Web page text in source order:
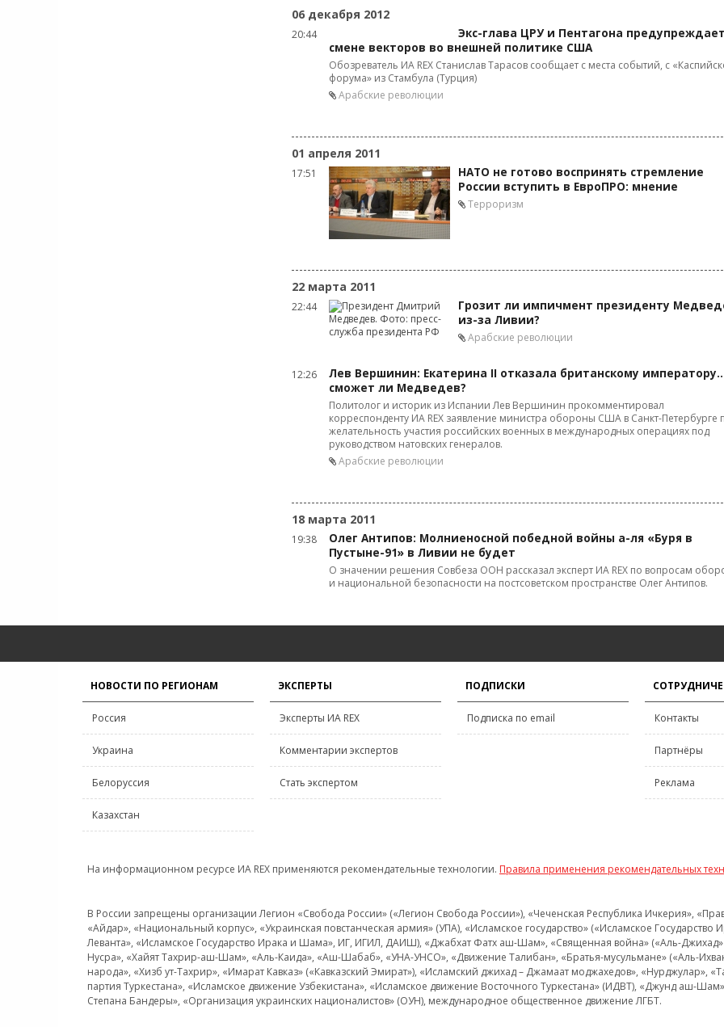
06 декабря 2012
20:44
Экс-глава ЦРУ и Пентагона
смене векторов во внешней политике США
Обозреватель ИА REX Станислав Тарасов сообщает с места событий, с
форума» из Стамбула (Турция)
Арабские революции
01 апреля 2011
17:51
НАТО не готово воспринять стремление
России вступить в ЕвроПРО: мнение
Терроризм
22 марта 2011
22:44
Грозит ли импичмент президенту
из-за Ливии?
Арабские революции
12:26
Лев Вершинин: Екатерина II отказала британскому
сможет ли Медведев?
Политолог и историк из Испании Лев Вершинин прокомментировал
корреспонденту ИА REX заявление министра обороны США в Санкт-Петербурге
желательность участия российских военных в международных операциях под
руководством натовских генералов.
Арабские революции
18 марта 2011
19:38
Олег Антипов: Молниеносной победной войны а-ля «Буря в
Пустыне-91» в Ливии не будет
О значении решения Совбеза ООН рассказал эксперт ИА REX по вопросам
и национальной безопасности на постсоветском пространстве Олег Антипов.
НОВОСТИ ПО РЕГИОНАМ
Россия
Украина
Белоруссия
Казахстан
ЭКСПЕРТЫ
Эксперты ИА REX
Комментарии экспертов
Стать экспертом
ПОДПИСКИ
Подписка по email Контакты
Партнёры
Реклама
На информационном ресурсе ИА REX применяются рекомендательные технологии. Правила применения рекомендательных
В России запрещены организации Легион «Свобода России» («Легион Свобода России»), «Чеченская Республика Ичкерия»,
«Айдар», «Национальный корпус», «Украинская повстанческая армия» (УПА), «Исламское государство» («Исламское
Леванта», «Исламское Государство Ирака и Шама», ИГ, ИГИЛ, ДАИШ), «Джабхат Фатх аш-Шам», «Священная война» («Аль-Джихад»
Нусра», «Хайят Тахрир-аш-Шам», «Аль-Каида», «Аш-Шабаб», «УНА-УНСО», «Движение Талибан», «Братья-мусульмане» («Аль-
народа», «Хизб ут-Тахрир», «Имарат Кавказ» («Кавказский Эмират»), «Исламский джихад – Джамаат моджахедов», «Нурджулар»,
партия Туркестана», «Исламское движение Узбекистана», «Исламское движение Восточного Туркестана» (ИДВТ), «Джунд аш-
Степана Бандеры», «Организация украинских националистов» (ОУН), международное общественное движение ЛГБТ.